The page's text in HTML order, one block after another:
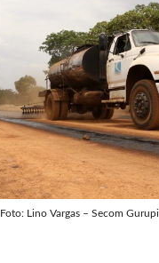
Foto: Lino Vargas – Secom Gurupi